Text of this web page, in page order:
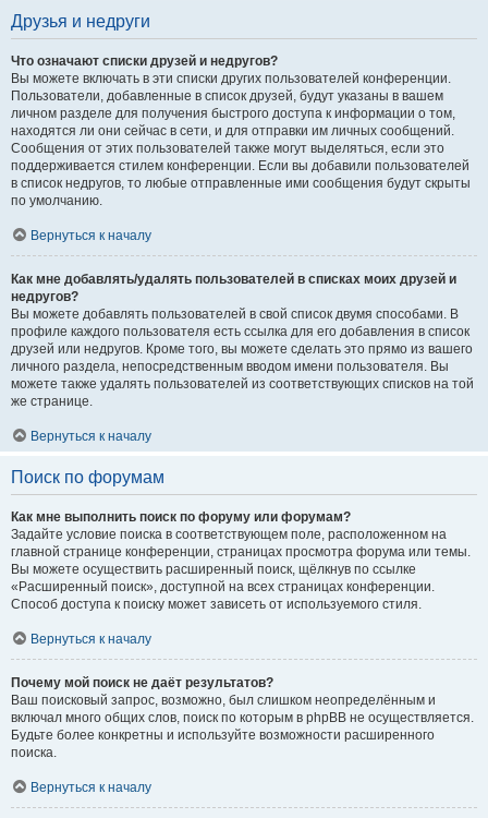
Друзья и недруги
Что означают списки друзей и недругов?
Вы можете включать в эти списки других пользователей конференции.
Пользователи, добавленные в список друзей, будут указаны в вашем
личном разделе для получения быстрого доступа к информации о том,
находятся ли они сейчас в сети, и для отправки им личных сообщений.
Сообщения от этих пользователей также могут выделяться, если это
поддерживается стилем конференции. Если вы добавили пользователей
в список недругов, то любые отправленные ими сообщения будут скрыты
по умолчанию.
Вернуться к началу
Как мне добавлять/удалять пользователей в списках моих друзей и
недругов?
Вы можете добавлять пользователей в свой список двумя способами. В
профиле каждого пользователя есть ссылка для его добавления в список
друзей или недругов. Кроме того, вы можете сделать это прямо из вашего
личного раздела, непосредственным вводом имени пользователя. Вы
можете также удалять пользователей из соответствующих списков на той
же странице.
Вернуться к началу
Поиск по форумам
Как мне выполнить поиск по форуму или форумам?
Задайте условие поиска в соответствующем поле, расположенном на
главной странице конференции, страницах просмотра форума или темы.
Вы можете осуществить расширенный поиск, щёлкнув по ссылке
«Расширенный поиск», доступной на всех страницах конференции.
Способ доступа к поиску может зависеть от используемого стиля.
Вернуться к началу
Почему мой поиск не даёт результатов?
Ваш поисковый запрос, возможно, был слишком неопределённым и
включал много общих слов, поиск по которым в phpBB не осуществляется.
Будьте более конкретны и используйте возможности расширенного
поиска.
Вернуться к началу